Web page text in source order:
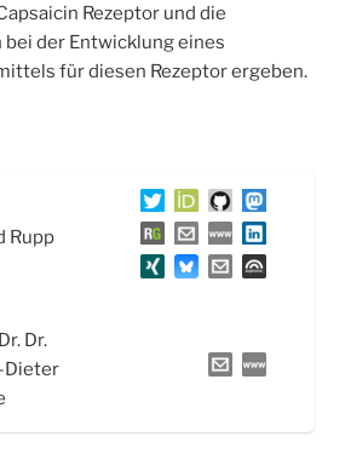
Rezeptor und die
bei der Entwicklung eines
für diesen Rezeptor ergeben.
Rupp
Dr.
Dieter